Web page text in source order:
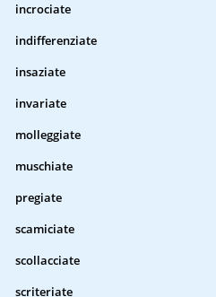
incrociate
indifferenziate
insaziate
invariate
molleggiate
muschiate
pregiate
scamiciate
scollacciate
scriteriate